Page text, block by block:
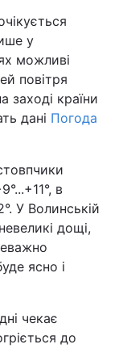
у
можливі
повітря
заході країни
дані Погода
в
У Волинській
дощі,
ясно і
чекає
до